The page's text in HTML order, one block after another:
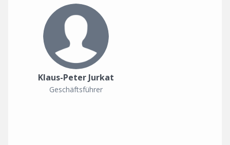
Klaus-Peter Jurkat
Geschäftsführer